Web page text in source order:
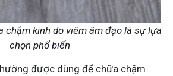
chậm kinh do viêm âm đạo là sự lựa
chọn phổ biến
được dùng để chữa chậm